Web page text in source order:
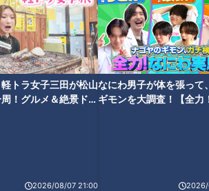
軽トラ女子三田が松山
！グルメ＆絶景ドラ
2026/08/07 21:00
なにわ男子が体を張って
ギモンを大調査！【全力
2026/
風」の作
クッキン
「新じゃがのフライパンピザ」
の作り方【キユーピー３分クッ
キング】